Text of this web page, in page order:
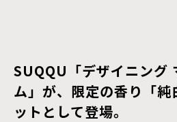
SUQQU「デザイニング
ム」が、限定の香り「
ットとして登場。